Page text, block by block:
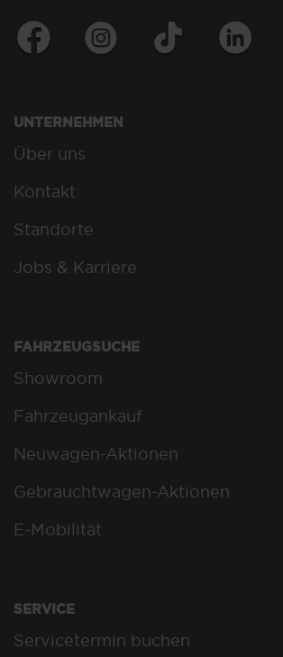
UNTERNEHMEN
Über uns
Kontakt
Standorte
Jobs & Karriere
FAHRZEUGSUCHE
Showroom
Fahrzeugankauf
Neuwagen-Aktionen
Gebrauchtwagen-Aktionen
E-Mobilität
SERVICE
Servicetermin buchen